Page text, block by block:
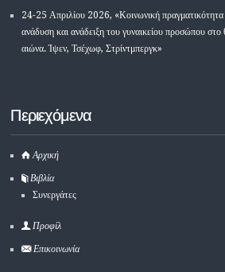
24-25 Απριλίου 2026, «Κοινωνική πραγματικότητα
ανάδυση και ανάδειξη του γυναικείου προσώπου
αιώνα. Ίψεν, Τσέχωφ, Στρίντμπεργκ»
Περιεχόμενα
Αρχική
Βιβλία
Συνεργάτες
Προφίλ
Επικοινωνία